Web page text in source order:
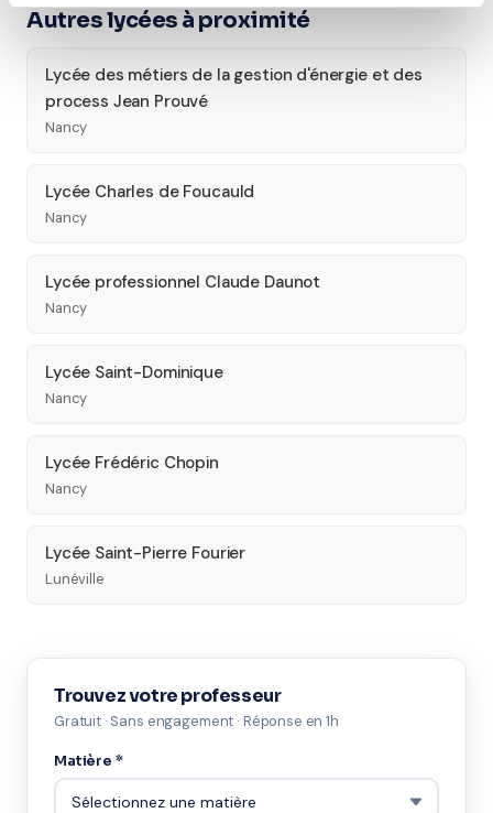
Autres lycées à proximité
Lycée des métiers de la gestion d'énergie et des
process Jean Prouvé
Nancy
Lycée Charles de Foucauld
Nancy
Lycée professionnel Claude Daunot
Nancy
Lycée Saint-Dominique
Nancy
Lycée Frédéric Chopin
Nancy
Lycée Saint-Pierre Fourier
Lunéville
Trouvez votre professeur
Gratuit · Sans engagement · Réponse en 1h
Matière *